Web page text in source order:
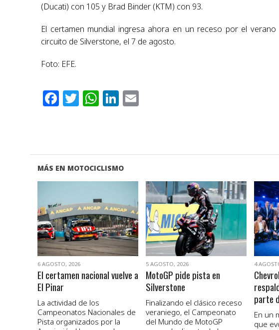
(Ducati) con 105 y Brad Binder (KTM) con 93.
El certamen mundial ingresa ahora en un receso por el
circuito de Silverstone, el 7 de agosto.
Foto: EFE.
Facebook
Twitter
WhatsApp
LinkedIn
MÁS EN MOTOCICLISMO
VER NOTA
6 AGOSTO, 2026
El certamen nacional vuelve a
El Pinar
La actividad de los
Campeonatos Nacionales de
Pista organizados por la
VER NOTA
5 AGOSTO, 2026
MotoGP pide pista en
Silverstone
Finalizando el clásico receso
veraniego, el Campeonato
del Mundo de MotoGP
4
parte
En un
que